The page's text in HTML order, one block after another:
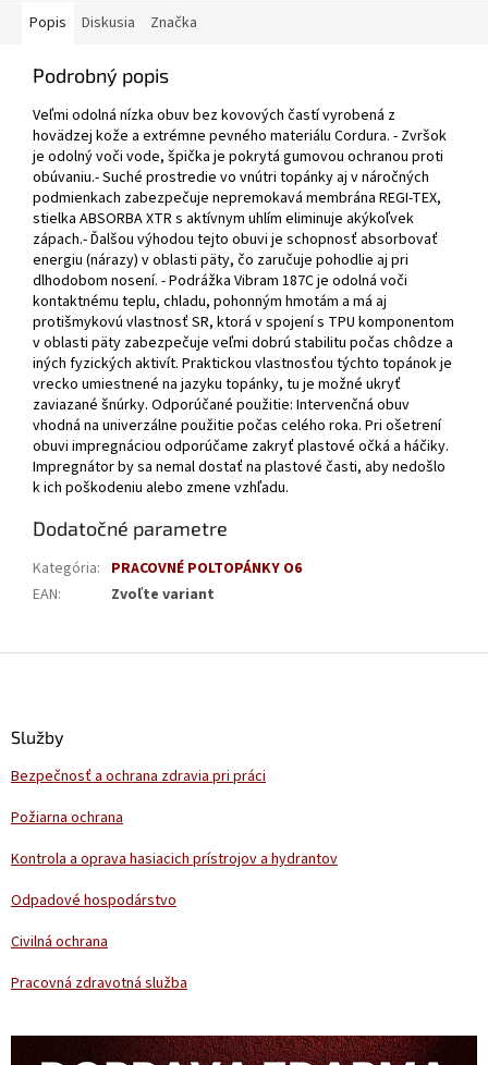
Popis Diskusia Značka
Podrobný popis
Veľmi odolná nízka obuv bez kovových častí vyrobená z
hovädzej kože a extrémne pevného materiálu Cordura. - Zvršok
je odolný voči vode, špička je pokrytá gumovou ochranou proti
obúvaniu.- Suché prostredie vo vnútri topánky aj v náročných
podmienkach zabezpečuje nepremokavá membrána REGI-TEX,
stielka ABSORBA XTR s aktívnym uhlím eliminuje akýkoľvek
zápach.- Ďalšou výhodou tejto obuvi je schopnosť absorbovať
energiu (nárazy) v oblasti päty, čo zaručuje pohodlie aj pri
dlhodobom nosení. - Podrážka Vibram 187C je odolná voči
kontaktnému teplu, chladu, pohonným hmotám a má aj
protišmykovú vlastnosť SR, ktorá v spojení s TPU komponentom
v oblasti päty zabezpečuje veľmi dobrú stabilitu počas chôdze a
iných fyzických aktivít. Praktickou vlastnosťou týchto topánok je
vrecko umiestnené na jazyku topánky, tu je možné ukryť
zaviazané šnúrky. Odporúčané použitie: Intervenčná obuv
vhodná na univerzálne použitie počas celého roka. Pri ošetrení
obuvi impregnáciou odporúčame zakryť plastové očká a háčiky.
Impregnátor by sa nemal dostať na plastové časti, aby nedošlo
k ich poškodeniu alebo zmene vzhľadu.
Dodatočné parametre
Kategória: PRACOVNÉ POLTOPÁNKY O6
EAN: Zvoľte variant
Služby
Bezpečnosť a ochrana zdravia pri práci
Požiarna ochrana
Kontrola a oprava hasiacich prístrojov a hydrantov
Odpadové hospodárstvo
Civilná ochrana
Pracovná zdravotná služba